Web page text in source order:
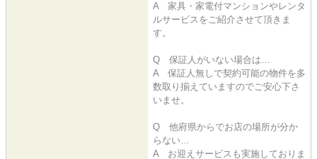
A 家具・家電付マンションやレンタ
ルサービスをご紹介させて頂きま
す。
Q 保証人がいない場合は…
A 保証人無しで契約可能の物件を多
数取り揃えていますのでご安心下さ
いませ。
Q 他府県からでお店の場所が分か
らない…
A お迎えサービスも実施しておりま